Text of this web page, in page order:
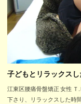
子どもとリラックスし
江東区腰痛骨盤矯正 女性
下さり、リラックスした時